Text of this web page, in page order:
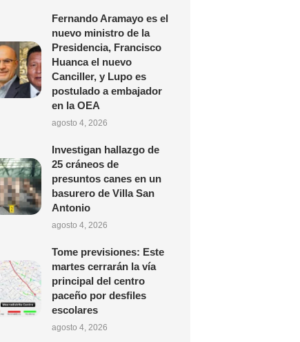
Fernando Aramayo es el
nuevo ministro de la
Presidencia, Francisco
Huanca el nuevo
Canciller, y Lupo es
postulado a embajador
en la OEA
agosto 4, 2026
Investigan hallazgo de
25 cráneos de
presuntos canes en un
basurero de Villa San
Antonio
agosto 4, 2026
Tome previsiones: Este
martes cerrarán la vía
principal del centro
paceño por desfiles
escolares
agosto 4, 2026